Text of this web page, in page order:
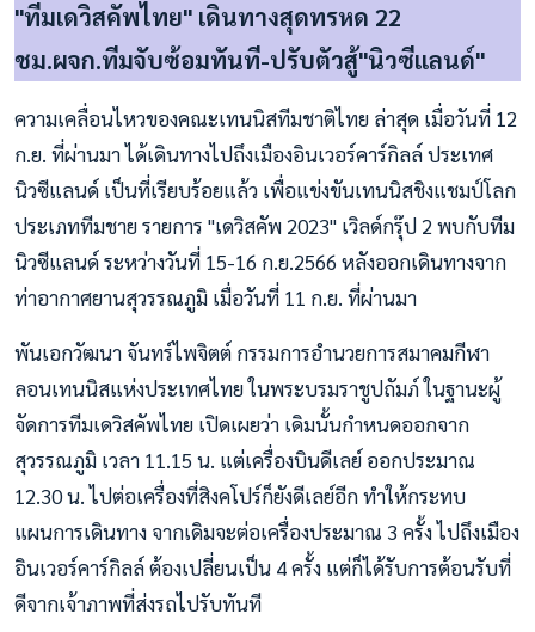
"ทีมเดวิสคัพไทย" เดินทางสุดทรหด 22
ชม.ผจก.ทีมจับซ้อมทันที-ปรับตัวสู้"นิวซีแลนด์"
ความเคลื่อนไหวของคณะเทนนิสทีมชาติไทย ล่าสุด เมื่อวันที่ 12
ก.ย. ที่ผ่านมา ได้เดินทางไปถึงเมืองอินเวอร์คาร์กิลล์ ประเทศ
นิวซีแลนด์ เป็นที่เรียบร้อยแล้ว เพื่อแข่งขันเทนนิสชิงแชมป์โลก
ประเภททีมชาย รายการ "เดวิสคัพ 2023" เวิลด์กรุ๊ป 2 พบกับทีม
นิวซีแลนด์ ระหว่างวันที่ 15-16 ก.ย.2566 หลังออกเดินทางจาก
ท่าอากาศยานสุวรรณภูมิ เมื่อวันที่ 11 ก.ย. ที่ผ่านมา
พันเอกวัฒนา จันทร์ไพจิตต์ กรรมการอำนวยการสมาคมกีฬา
ลอนเทนนิสแห่งประเทศไทย ในพระบรมราชูปถัมภ์ ในฐานะผู้
จัดการทีมเดวิสคัพไทย เปิดเผยว่า เดิมนั้นกำหนดออกจาก
สุวรรณภูมิ เวลา 11.15 น. แต่เครื่องบินดีเลย์ ออกประมาณ
12.30 น. ไปต่อเครื่องที่สิงคโปร์ก็ยังดีเลย์อีก ทำให้กระทบ
แผนการเดินทาง จากเดิมจะต่อเครื่องประมาณ 3 ครั้ง ไปถึงเมือง
อินเวอร์คาร์กิลล์ ต้องเปลี่ยนเป็น 4 ครั้ง แต่ก็ได้รับการต้อนรับที่
ดีจากเจ้าภาพที่ส่งรถไปรับทันที